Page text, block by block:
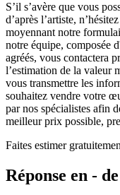
S’il s’avère que vous
d’après l’artiste,
moyennant notre
notre équipe, composée
agréés, vous contactera
l’estimation de la valeur
vous transmettre les
souhaitez vendre votre
par nos spécialistes afin
meilleur prix possible,
Faites estimer
Réponse en -